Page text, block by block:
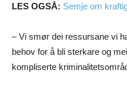
LES OGSÅ: Semje om
– Vi smør dei ressursane vi
behov for å bli sterkare og
kompliserte